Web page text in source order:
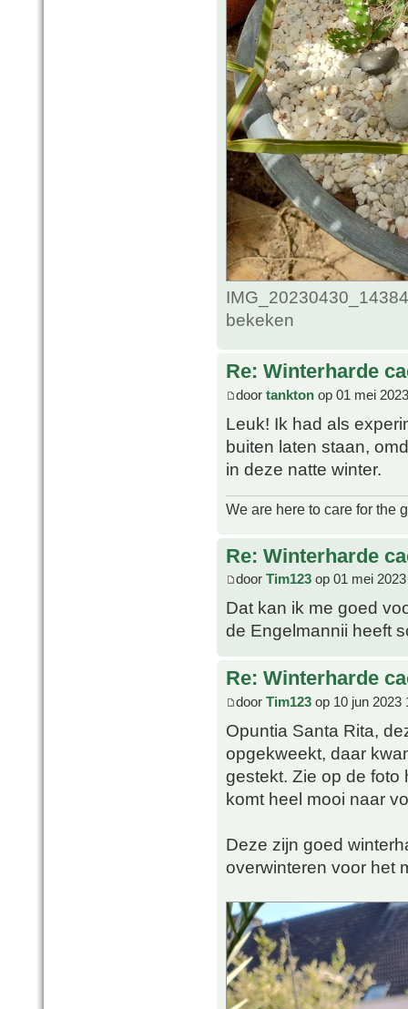
bekeken
Re: Winterharde
door tankton op 01 mei
Leuk! Ik had als
buiten laten staan,
in deze natte winter.
We are here to care for the
Re: Winterharde
door Tim123 op 01 mei
Dat kan ik me goed
de Engelmannii heeft
Re: Winterharde
door Tim123 op 10 jun 2023
Opuntia Santa Rita,
opgekweekt, daar
gestekt. Zie op de foto
komt heel mooi naar
Deze zijn goed
overwinteren voor het